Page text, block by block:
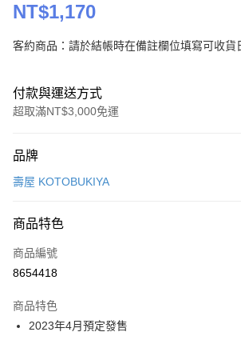
NT$1,170
客約商品：請於結帳時在備註欄位填寫可收貨
付款與運送方式
超取滿NT$3,000免運
信用卡一次付款
Apple Pay
Google Pay
大哥付你分期
相關說明
品牌
壽屋 KOTOBUKIYA
商品特色
商品編號
8654418
商品特色
2023年4月預定發售